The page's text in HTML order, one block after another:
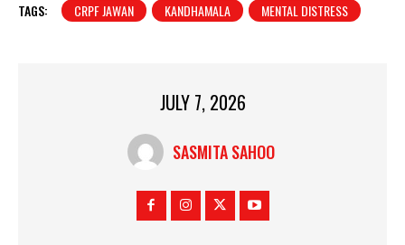
TAGS: CRPF JAWAN KANDHAMALA MENTAL DISTRESS
JULY 7, 2026
SASMITA SAHOO